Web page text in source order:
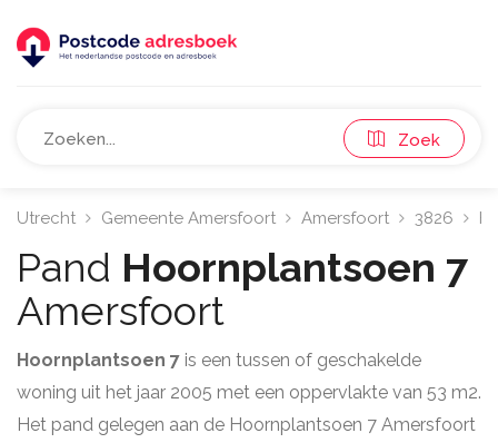
Zoek
Utrecht Gemeente Amersfoort Amersfoort 3826
Pand Hoornplantsoen 7
Amersfoort
Hoornplantsoen 7 is een tussen of geschakelde
woning uit het jaar 2005 met een oppervlakte van 53 m2.
Het pand gelegen aan de Hoornplantsoen 7 Amersfoort